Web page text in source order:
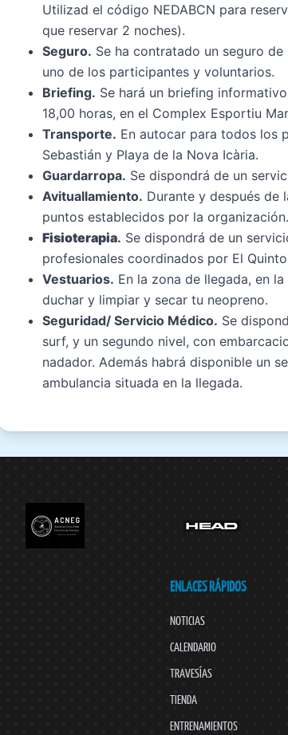
Utilizad el código NEDABCN para
que reservar 2 noches).
Seguro. Se ha contratado un seguro
uno de los participantes y voluntarios.
Briefing. Se hará un briefing
18,00 horas, en el Complex Esportiu
Transporte. En autocar para todos los
Sebastián y Playa de la Nova Icària.
Guardarropa. Se dispondrá de un
Avituallamiento. Durante y después de
puntos establecidos por la organización.
Fisioterapia. Se dispondrá de un
profesionales coordinados por El
Vestuarios. En la zona de llegada, en
duchar y limpiar y secar tu neopreno.
Seguridad/ Servicio Médico. Se
surf, y un segundo nivel, con
nadador. Además habrá disponible un
ambulancia situada en la llegada.
ENLACES RÁPIDOS
NOTICIAS
CALENDARIO
TRAVESÍAS
TIENDA
ENTRENAMIENTOS